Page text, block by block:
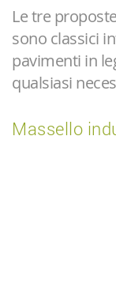
Le tre
sono classici
pavimenti in
qualsiasi
Massello